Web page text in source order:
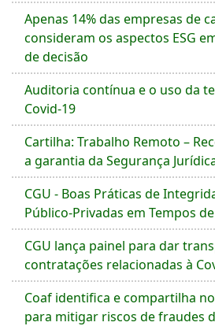
Apenas 14% das empresas de
consideram os aspectos ESG
de decisão
Auditoria contínua e o uso da
Covid-19
Cartilha: Trabalho Remoto –
a garantia da Segurança
CGU - Boas Práticas de
Público-Privadas em Tempos
CGU lança painel para dar
contratações relacionadas à
Coaf identifica e compartilha
para mitigar riscos de fraudes